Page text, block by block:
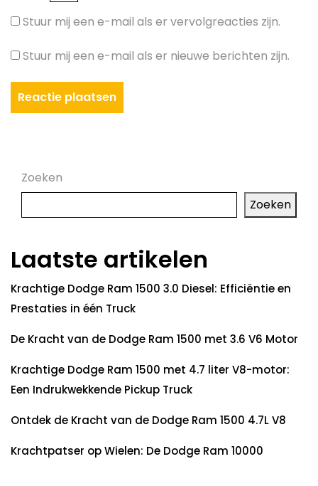
Stuur mij een e-mail als er vervolgreacties zijn.
Stuur mij een e-mail als er nieuwe berichten zijn.
Zoeken
Zoeken
Laatste artikelen
Krachtige Dodge Ram 1500 3.0 Diesel: Efficiëntie en
Prestaties in één Truck
De Kracht van de Dodge Ram 1500 met 3.6 V6 Motor
Krachtige Dodge Ram 1500 met 4.7 liter V8-motor:
Een Indrukwekkende Pickup Truck
Ontdek de Kracht van de Dodge Ram 1500 4.7L V8
Krachtpatser op Wielen: De Dodge Ram 10000